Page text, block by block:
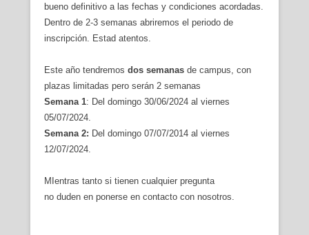
bueno definitivo a las fechas y condiciones acordadas.
Dentro de 2-3 semanas abriremos el periodo de
inscripción. Estad atentos.
Este año tendremos dos semanas de campus, con
plazas limitadas pero serán 2 semanas
Semana 1: Del domingo 30/06/2024 al viernes
05/07/2024.
Semana 2: Del domingo 07/07/2014 al viernes
12/07/2024.
MIentras tanto si tienen cualquier pregunta
no duden en ponerse en contacto con nosotros.